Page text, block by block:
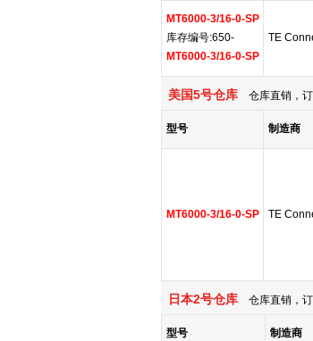
MT6000-3/16-0-SP
库存编号:650-
MT6000-3/16-0-SP
TE
美国5号仓库 仓库直销，订
型号 制造商
MT6000-3/16-0-SP TE
日本2号仓库 仓库直销，订
型号 制造商